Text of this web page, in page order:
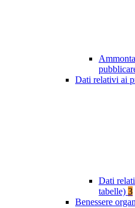
Dati relativi ai
Dati
tabelle) 3
Benessere